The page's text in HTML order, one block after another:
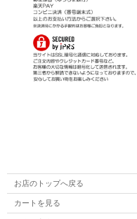
お店のトップへ戻る
カートを見る